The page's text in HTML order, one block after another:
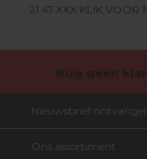
21.47.XXX KLIK VOOR
Nog geen
Nieuwsbrief
Ons assortiment